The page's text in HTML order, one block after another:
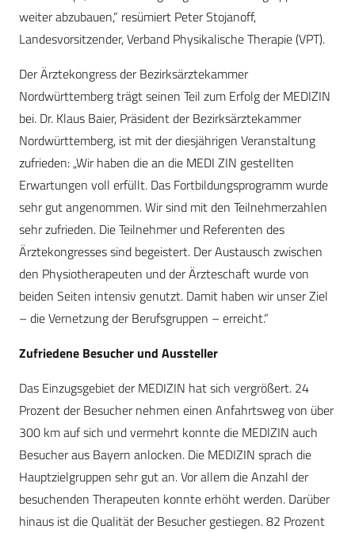
weiter abzubauen,“ resümiert Peter Stojanoff,
Landesvorsitzender, Verband Physikalische Therapie (VPT).
Der Ärztekongress der Bezirksärztekammer
Nordwürttemberg trägt seinen Teil zum Erfolg der MEDIZIN
bei. Dr. Klaus Baier, Präsident der Bezirksärztekammer
Nordwürttemberg, ist mit der diesjährigen Veranstaltung
zufrieden: „Wir haben die an die MEDI ZIN gestellten
Erwartungen voll erfüllt. Das Fortbildungsprogramm wurde
sehr gut angenommen. Wir sind mit den Teilnehmerzahlen
sehr zufrieden. Die Teilnehmer und Referenten des
Ärztekongresses sind begeistert. Der Austausch zwischen
den Physiotherapeuten und der Ärzteschaft wurde von
beiden Seiten intensiv genutzt. Damit haben wir unser Ziel
– die Vernetzung der Berufsgruppen – erreicht.“
Zufriedene Besucher und Aussteller
Das Einzugsgebiet der MEDIZIN hat sich vergrößert. 24
Prozent der Besucher nehmen einen Anfahrtsweg von über
300 km auf sich und vermehrt konnte die MEDIZIN auch
Besucher aus Bayern anlocken. Die MEDIZIN sprach die
Hauptzielgruppen sehr gut an. Vor allem die Anzahl der
besuchenden Therapeuten konnte erhöht werden. Darüber
hinaus ist die Qualität der Besucher gestiegen. 82 Prozent